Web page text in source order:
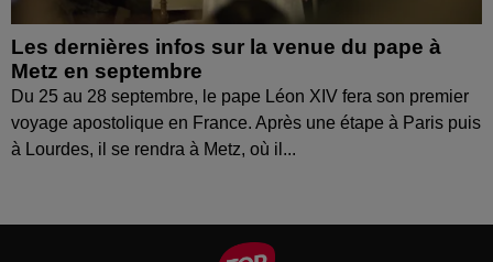
Les dernières infos sur la venue du pape à
Metz en septembre
Du 25 au 28 septembre, le pape Léon XIV fera son premier
voyage apostolique en France. Après une étape à Paris puis
à Lourdes, il se rendra à Metz, où il...